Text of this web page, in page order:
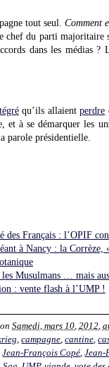
tout seul. Comment
du parti majoritaire
dans les médias
qu’ils allaientperdre
et à se démarquer les
parole présidentielle.
Français : l’OPIF
à Nancy : la Corrèze,
les Musulmans … mais
: vente flash à l’UMP !
onSamedi, mars 10, 2012,
,campagne,cantine,
Jean-François Copé,Jean-